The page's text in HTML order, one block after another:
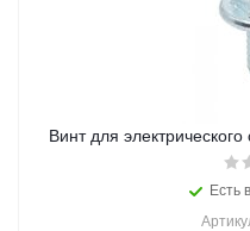
Винт для
Есть